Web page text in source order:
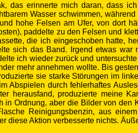
das erinnerte mich daran, dass
Wasser schwimmen,
hohe Felsen am Ufer, von dort
paddelte zu den Felsen und
die ich eingeschoben hatte,
sich das Band. Irgend etwas
ich wieder zurück und
mehr annehmen wollte. Bis
sie starke Störungen im
Abspielen durch fehlerhaftes
herausfand, produzierte meine
in Ordnung, aber die Bilder von den
Reinigungsbenzin, aus
diese Aktion verbesserte nichts.